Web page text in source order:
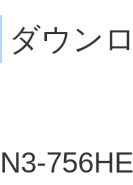
ダウン
N3-